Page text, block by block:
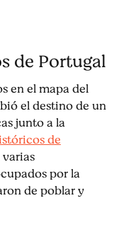
de Portugal
en el mapa del
el destino de un
junto a la
de
por la
de poblar y